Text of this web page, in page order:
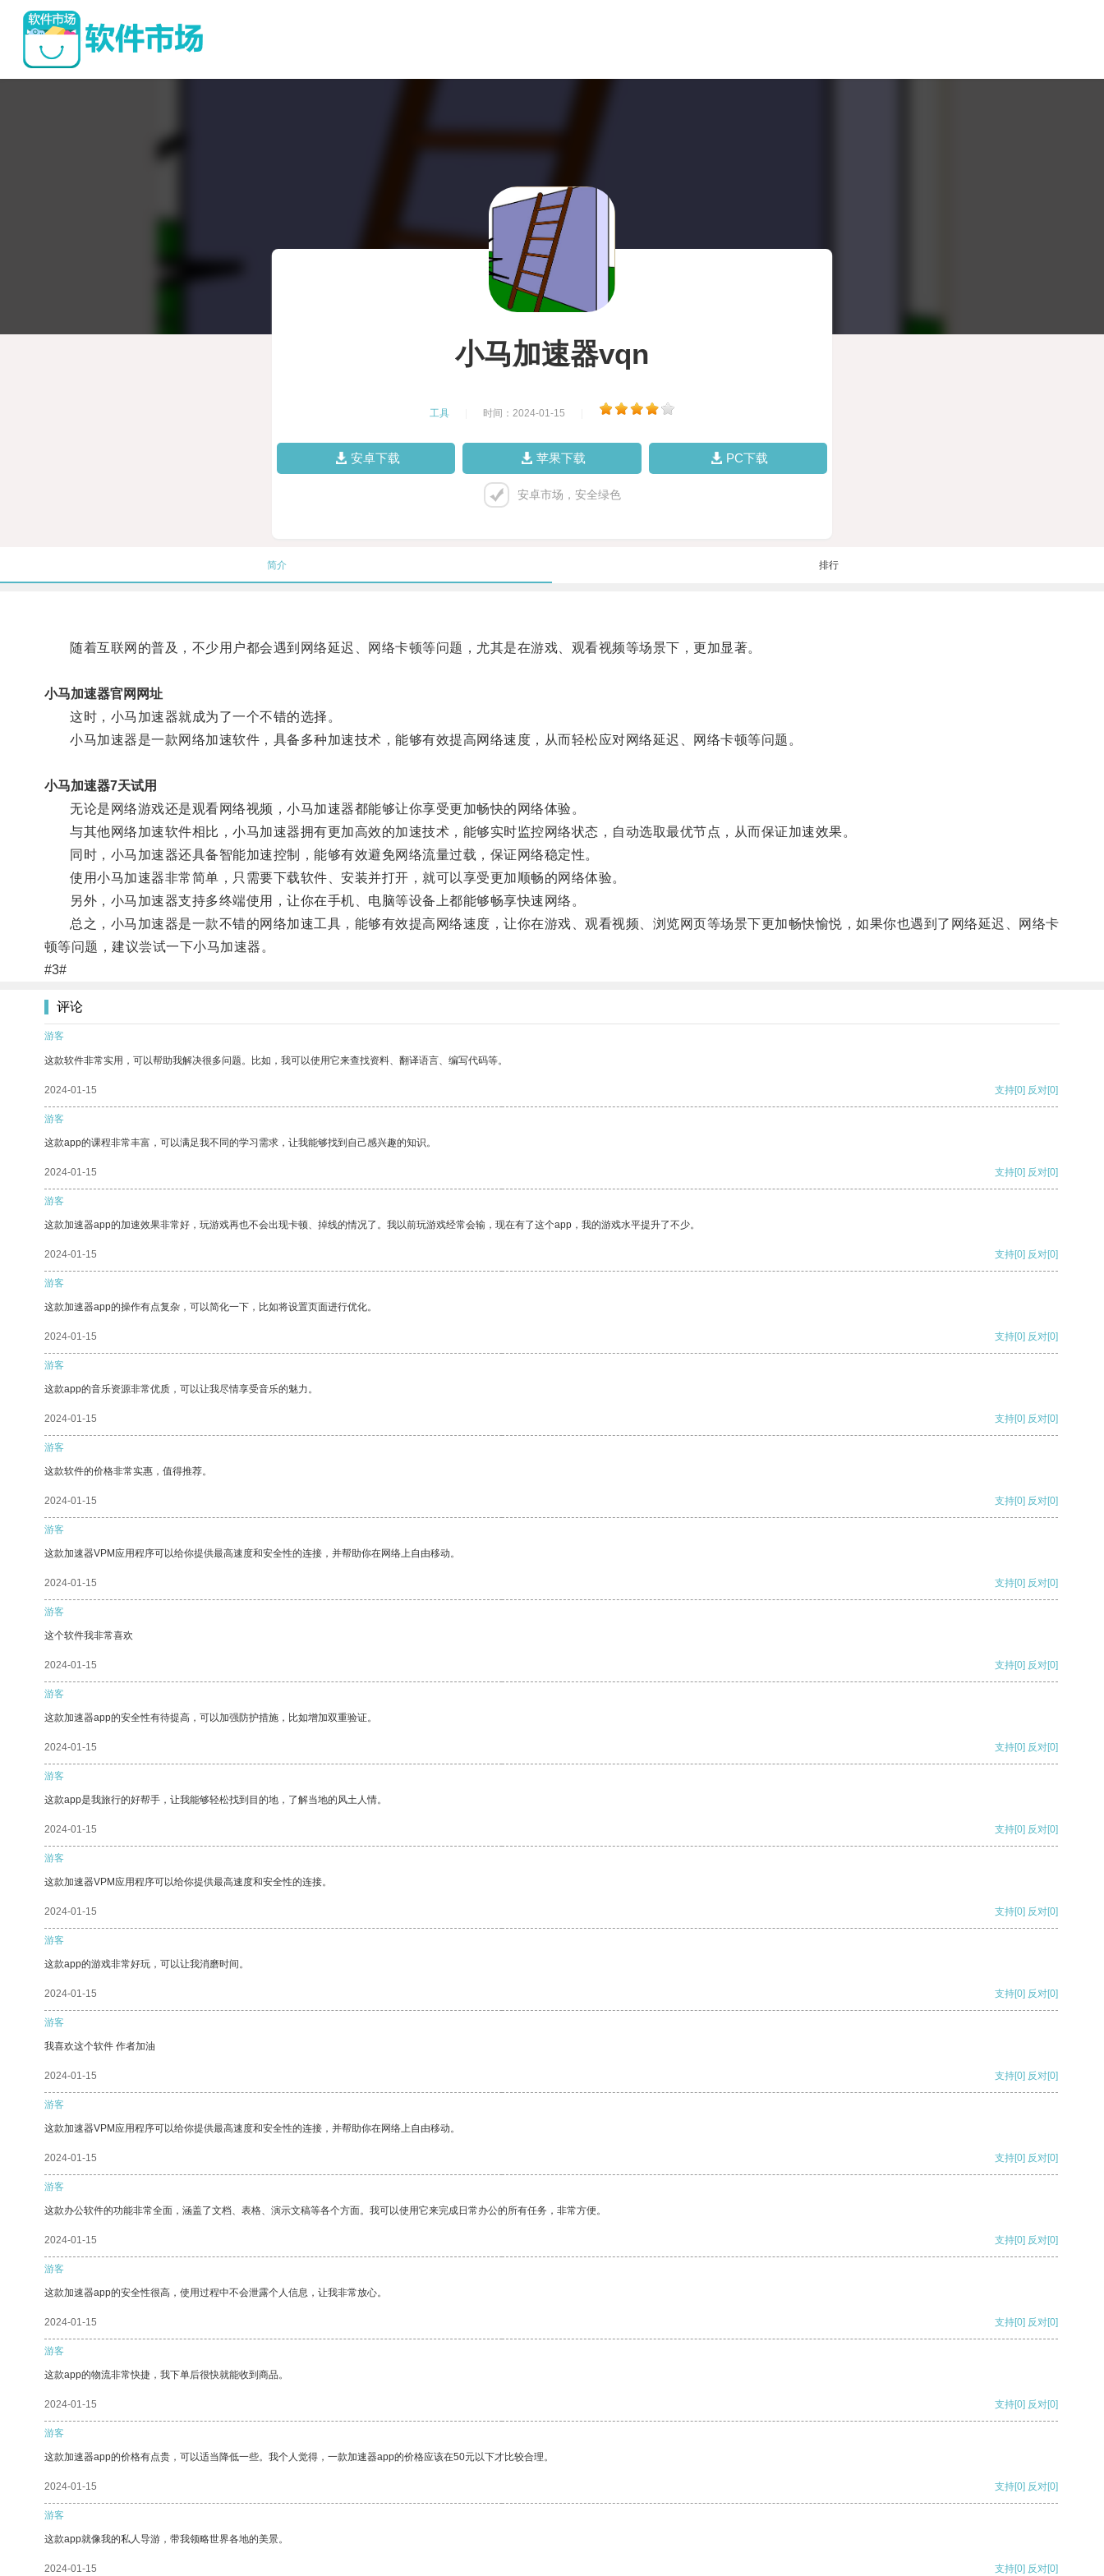
小马加速器vqn
工具 时间：2024-01-15
安卓下载 苹果下载 PC下载
安卓市场，安全绿色
简介 排行
随着互联网的普及，不少用户都会遇到网络延迟、网络卡顿等问题，尤其是在游戏、观看视频等场景下，更加显著。
小马加速器官网网址
这时，小马加速器就成为了一个不错的选择。
小马加速器是一款网络加速软件，具备多种加速技术，能够有效提高网络速度，从而轻松应对网络延迟、网络卡顿等问题。
小马加速器7天试用
无论是网络游戏还是观看网络视频，小马加速器都能够让你享受更加畅快的网络体验。
与其他网络加速软件相比，小马加速器拥有更加高效的加速技术，能够实时监控网络状态，自动选取最优节点，从而保证加速效果。
同时，小马加速器还具备智能加速控制，能够有效避免网络流量过载，保证网络稳定性。
使用小马加速器非常简单，只需要下载软件、安装并打开，就可以享受更加顺畅的网络体验。
另外，小马加速器支持多终端使用，让你在手机、电脑等设备上都能够畅享快速网络。
总之，小马加速器是一款不错的网络加速工具，能够有效提高网络速度，让你在游戏、观看视频、浏览网页等场景下更加畅快愉悦，如果你也遇到了网络延迟、网络卡
顿等问题，建议尝试一下小马加速器。
#3#
评论
游客
这款软件非常实用，可以帮助我解决很多问题。比如，我可以使用它来查找资料、翻译语言、编写代码等。
2024-01-15 支持[0] 反对[0]
游客
这款app的课程非常丰富，可以满足我不同的学习需求，让我能够找到自己感兴趣的知识。
2024-01-15 支持[0] 反对[0]
游客
这款加速器app的加速效果非常好，玩游戏再也不会出现卡顿、掉线的情况了。我以前玩游戏经常会输，现在有了这个app，我的游戏水平提升了不少。
2024-01-15 支持[0] 反对[0]
游客
这款加速器app的操作有点复杂，可以简化一下，比如将设置页面进行优化。
2024-01-15 支持[0] 反对[0]
游客
这款app的音乐资源非常优质，可以让我尽情享受音乐的魅力。
2024-01-15 支持[0] 反对[0]
游客
这款软件的价格非常实惠，值得推荐。
2024-01-15 支持[0] 反对[0]
游客
这款加速器VPM应用程序可以给你提供最高速度和安全性的连接，并帮助你在网络上自由移动。
2024-01-15 支持[0] 反对[0]
游客
这个软件我非常喜欢
2024-01-15 支持[0] 反对[0]
游客
这款加速器app的安全性有待提高，可以加强防护措施，比如增加双重验证。
2024-01-15 支持[0] 反对[0]
游客
这款app是我旅行的好帮手，让我能够轻松找到目的地，了解当地的风土人情。
2024-01-15 支持[0] 反对[0]
游客
这款加速器VPM应用程序可以给你提供最高速度和安全性的连接。
2024-01-15 支持[0] 反对[0]
游客
这款app的游戏非常好玩，可以让我消磨时间。
2024-01-15 支持[0] 反对[0]
游客
我喜欢这个软件 作者加油
2024-01-15 支持[0] 反对[0]
游客
这款加速器VPM应用程序可以给你提供最高速度和安全性的连接，并帮助你在网络上自由移动。
2024-01-15 支持[0] 反对[0]
游客
这款办公软件的功能非常全面，涵盖了文档、表格、演示文稿等各个方面。我可以使用它来完成日常办公的所有任务，非常方便。
2024-01-15 支持[0] 反对[0]
游客
这款加速器app的安全性很高，使用过程中不会泄露个人信息，让我非常放心。
2024-01-15 支持[0] 反对[0]
游客
这款app的物流非常快捷，我下单后很快就能收到商品。
2024-01-15 支持[0] 反对[0]
游客
这款加速器app的价格有点贵，可以适当降低一些。我个人觉得，一款加速器app的价格应该在50元以下才比较合理。
2024-01-15 支持[0] 反对[0]
游客
这款app就像我的私人导游，带我领略世界各地的美景。
2024-01-15 支持[0] 反对[0]